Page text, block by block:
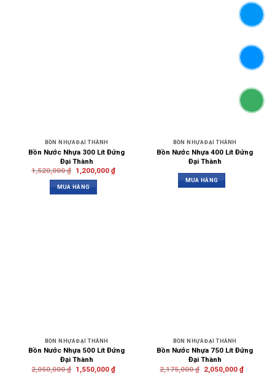
BỒN NHỰA ĐẠI THÀNH
Bồn Nước Nhựa 300 Lít Đứng
Đại Thành
1,520,000₫ 1,200,000 ₫
MUA HÀNG
BỒN NHỰA ĐẠI THÀNH
Bồn Nước Nhựa 400 Lít Đứng
Đại Thành
MUA HÀNG
BỒN NHỰA ĐẠI THÀNH
Bồn Nước Nhựa 500 Lít Đứng
Đại Thành
2,050,000₫ 1,550,000 ₫
BỒN NHỰA ĐẠI THÀNH
Bồn Nước Nhựa 750 Lít Đứng
Đại Thành
2,175,000₫ 2,050,000 ₫